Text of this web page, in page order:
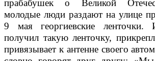
прабабушек о Великой
молодые люди раздают на улице
9 мая георгиевские
получил такую ленточку,
привязывает к антенне своего